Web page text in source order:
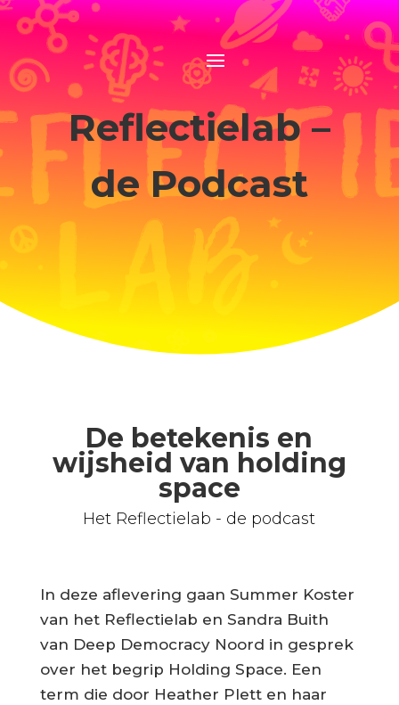
Reflectielab –
de Podcast
De betekenis en
wijsheid van holding
space
Het Reflectielab - de podcast
In deze aflevering gaan Summer Koster
van het Reflectielab en Sandra Buith
van Deep Democracy Noord in gesprek
over het begrip Holding Space. Een
term die door Heather Plett en haar